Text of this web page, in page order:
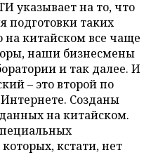
указывает на то, что
подготовки таких
на китайском все чаще
наши бизнесмены
и так далее. И
– это второй по
Созданы
на китайском.
кстати, нет